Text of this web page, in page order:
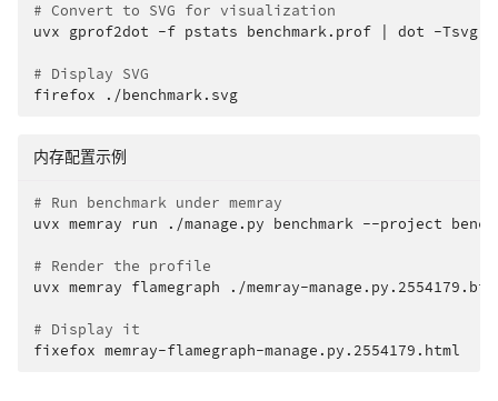
# Convert to SVG for visualization
uvx gprof2dot -f pstats benchmark.prof dot -Tsvg
# Display SVG
firefox
内存配置示例
# Run benchmark under memray
uvx memray run ./manage.py benchmark --project
# Render the profile
uvx memray flamegraph ./memray-manage.py.2554179.bin
# Display it
fixefox